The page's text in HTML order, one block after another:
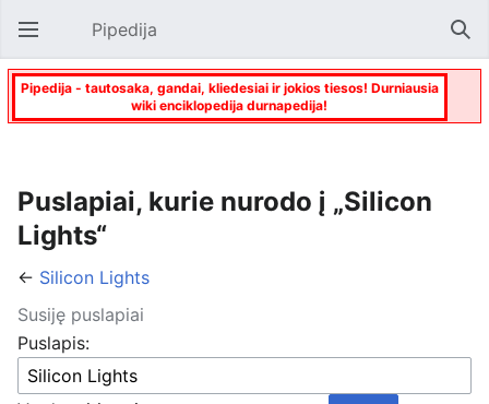
Atverti pagrindinį meniu Pipedija
Pipedija - tautosaka, gandai, kliedesiai ir jokios tiesos! Durniausia
wiki enciklopedija durnapedija!
Puslapiai, kurie nurodo į „Silicon
Lights“
← Silicon Lights
Susiję puslapiai
Puslapis: